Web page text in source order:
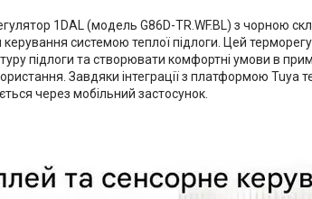
1DAL (модель G86D-TR.WF.BL) з чорною
системою теплої підлоги. Цей
підлоги та створювати комфортні умови в
Завдяки інтеграції з платформою Tuya
через мобільний застосунок.